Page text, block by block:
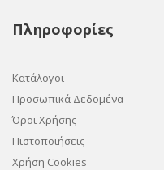
Πληροφορίες
Κατάλογοι
Προσωπικά Δεδομένα
Όροι Χρήσης
Πιστοποιήσεις
Χρήση Cookies